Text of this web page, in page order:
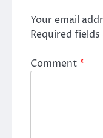
Your email
Required
Comment*